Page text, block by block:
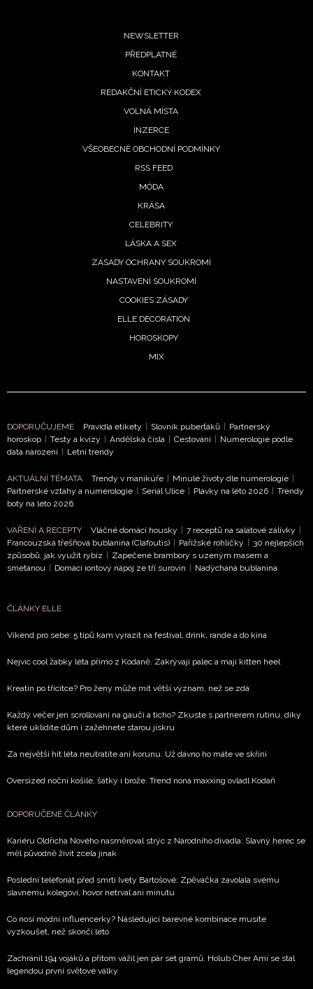
ODESLAT
Přihlášením k newsletteru souhlasíte sObchodními
podmínkami společnosti BurdaMedia Extra s.r.o.
potvrzujete, že jste se seznámili se Zásadami
Vašimi údaji pracovat zejména k organizaci a
informace od našich partnerů? Pokud souhlasíte se
soukromí BurdaMedia Extra s.r.o., zaškrtněte toto pole.
NEWSLETTER
PŘEDPLATNÉ
KONTAKT
REDAKČNÍ ETICKÝ KODEX
VOLNÁ MÍSTA
INZERCE
VŠEOBECNÉ OBCHODNÍ PODMÍNKY
RSS FEED
MÓDA
KRÁSA
CELEBRITY
LÁSKA A SEX
ZÁSADY OCHRANY SOUKROMÍ
NASTAVENÍ SOUKROMÍ
COOKIES ZÁSADY
ELLE DECORATION
HOROSKOPY
MIX
DOPORUČUJEME Pravidla etikety Slovník puberťáků
Partnerský
horoskop
Testy a kvízy Andělská čísla Cestování
Numerologie podle
data narození
Letní trendy
AKTUÁLNÍ TÉMATA Trendy v manikúře Minulé životy dle numerologie
Partnerské vztahy a numerologie
Seriál Ulice Plavky na léto 2026
Trendy
boty na léto 2026
VAŘENÍ A RECEPTY Vláčné domácí housky 7 receptů na salátové zálivky
Francouzská třešňová bublanina (Clafoutis)
Pařížské rohlíčky
30 nejlepších
způsobů, jak využít rybíz
Zapečené brambory s uzeným masem a
smetanou
Domácí iontový nápoj ze tří surovin Nadýchaná bublanina
ČLÁNKY ELLE
Víkend pro sebe: 5 tipů kam vyrazit na festival, drink, rande a do kina
Nejvíc cool žabky léta přímo z Kodaně. Zakrývají palec a mají kitten heel
Kreatin po třicítce? Pro ženy může mít větší význam, než se zdá
Každý večer jen scrollování na gauči a ticho? Zkuste s partnerem rutinu, díky
které uklidíte dům i zažehnete starou jiskru
Za největší hit léta neutratíte ani korunu. Už dávno ho máte ve skříni
Oversized noční košile, šátky i brože. Trend nona maxxing ovládl Kodaň
DOPORUČENÉ ČLÁNKY
Kariéru Oldřicha Nového nasměroval strýc z Národního divadla: Slavný herec se
měl původně živit zcela jinak
Poslední telefonát před smrtí Ivety Bartošové: Zpěvačka zavolala svému
slavnému kolegovi, hovor netrval ani minutu
Co nosí módní influencerky? Následující barevné kombinace musíte
vyzkoušet, než skončí léto
Zachránil 194 vojáků a přitom vážil jen pár set gramů. Holub Cher Ami se stal
legendou první světové války